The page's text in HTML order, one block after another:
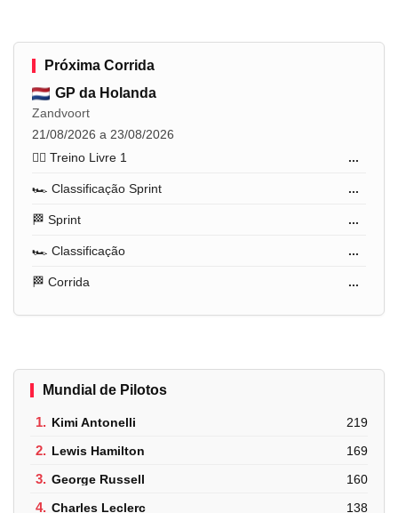
Próxima Corrida
GP da Holanda
Zandvoort
21/08/2026 a 23/08/2026
🏋️‍♂️ Treino Livre 1
...
🏎️ Classificação Sprint ...
🏁 Sprint ...
🏎️ Classificação ...
🏁 Corrida ...
Mundial de Pilotos
1. Kimi Antonelli 219
2. Lewis Hamilton 169
3. George Russell 160
4. Charles Leclerc 138